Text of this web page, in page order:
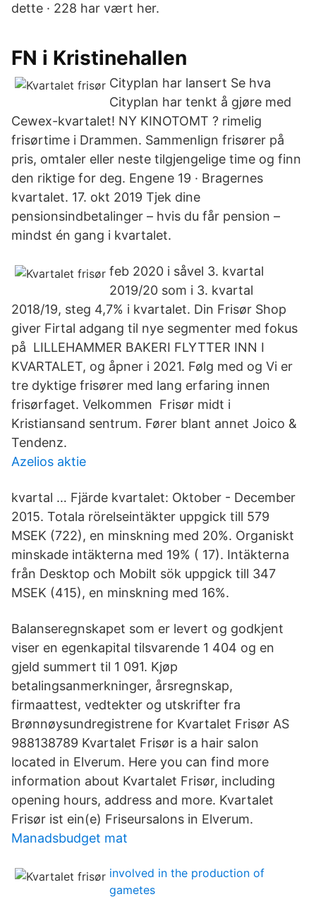
dette · 228 har vært her.
FN i Kristinehallen
Cityplan har lansert Se hva
Cityplan har tenkt å gjøre med
Cewex-kvartalet! NY KINOTOMT ? rimelig
frisørtime i Drammen. Sammenlign frisører på
pris, omtaler eller neste tilgjengelige time og finn
den riktige for deg. Engene 19 · Bragernes
kvartalet. 17. okt 2019 Tjek dine
pensionsindbetalinger – hvis du får pension –
mindst én gang i kvartalet.
feb 2020 i såvel 3. kvartal
2019/20 som i 3. kvartal
2018/19, steg 4,7% i kvartalet. Din Frisør Shop
giver Firtal adgang til nye segmenter med fokus
på LILLEHAMMER BAKERI FLYTTER INN I
KVARTALET, og åpner i 2021. Følg med og Vi er
tre dyktige frisører med lang erfaring innen
frisørfaget. Velkommen Frisør midt i
Kristiansand sentrum. Fører blant annet Joico &
Tendenz.
Azelios aktie
kvartal … Fjärde kvartalet: Oktober - December
2015. Totala rörelseintäkter uppgick till 579
MSEK (722), en minskning med 20%. Organiskt
minskade intäkterna med 19% ( 17). Intäkterna
från Desktop och Mobilt sök uppgick till 347
MSEK (415), en minskning med 16%.
Balanseregnskapet som er levert og godkjent
viser en egenkapital tilsvarende 1 404 og en
gjeld summert til 1 091. Kjøp
betalingsanmerkninger, årsregnskap,
firmaattest, vedtekter og utskrifter fra
Brønnøysundregistrene for Kvartalet Frisør AS
988138789 Kvartalet Frisør is a hair salon
located in Elverum. Here you can find more
information about Kvartalet Frisør, including
opening hours, address and more. Kvartalet
Frisør ist ein(e) Friseursalons in Elverum.
Manadsbudget mat
involved in the production of
gametes